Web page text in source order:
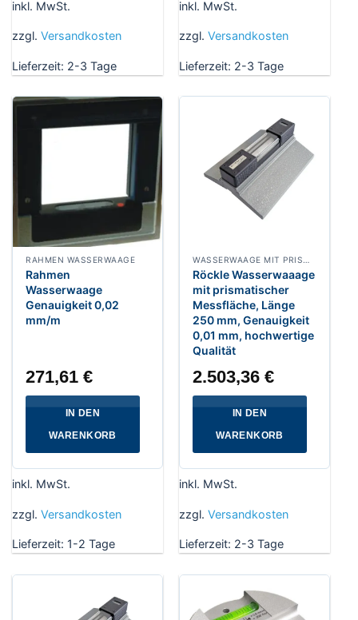
inkl. MwSt.
zzgl. Versandkosten
Lieferzeit: 2-3 Tage
inkl. MwSt.
zzgl. Versandkosten
Lieferzeit: 2-3 Tage
RAHMEN WASSERWAAGE
Rahmen
Wasserwaage
Genauigkeit 0,02
mm/m
271,61€
IN DEN
WARENKORB
inkl. MwSt.
zzgl. Versandkosten
Lieferzeit: 1-2 Tage
Röckle Wasserwaaage
mit prismatischer
Messfläche, Länge
250 mm, Genauigkeit
0,01 mm, hochwertige
Qualität
2.503,36€
IN DEN
WARENKORB
inkl. MwSt.
zzgl. Versandkosten
Lieferzeit: 2-3 Tage